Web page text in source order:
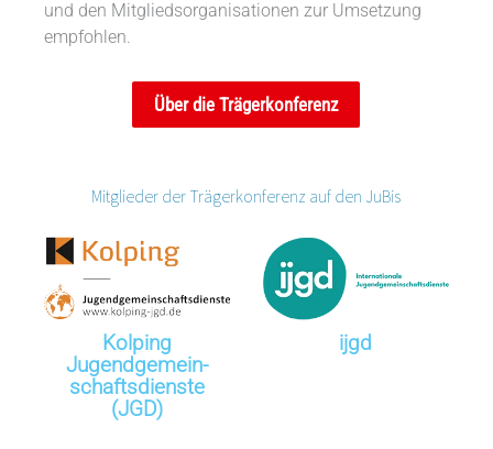
und den Mitgliedsorganisationen zur Umsetzung
empfohlen.
Über die Trägerkonferenz
Mitglieder der Trägerkonferenz auf den JuBis
Kolping
Jugendgemein­­­
schaftsdienste
(JGD)
ijgd